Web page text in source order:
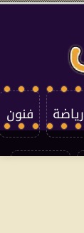
رياضة فنون